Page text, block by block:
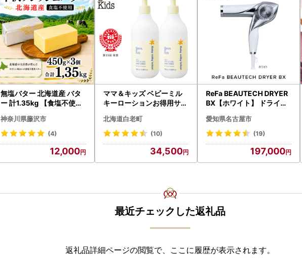
無塩バター 北海道産 バタ
ー 計1.35kg 【食塩不使用
神奈川県藤沢市
(4)
12,000
ママ＆キッズ ベビーミル
キーローションお得用サイ
0
北海道白老町
(10)
34,500
ReFa BEAUTECH DRYER
BX【ホワイト】 ドライヤ
ファ
愛知県名古屋市
(19)
197,000
最近チェックした返礼品
返礼品詳細ページの閲覧で、ここに履歴が表示されます。